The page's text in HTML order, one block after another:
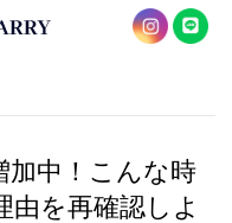
加中！こんな時
を再確認しよ